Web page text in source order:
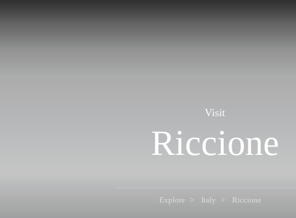
Visit
Riccione
Explore Italy Riccione